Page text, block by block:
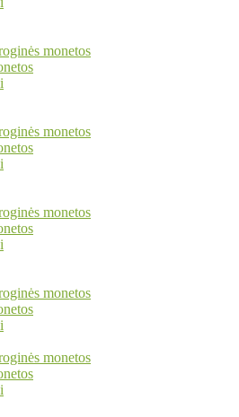
monetos
monetos
monetos
monetos
monetos